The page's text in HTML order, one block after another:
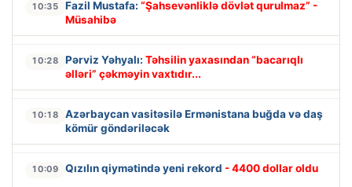
10:35 Fazil Mustafa: “Şahsevənliklə dövlət qurulmaz” -
Müsahibə
10:28 Pərviz Yəhyalı: Təhsilin yaxasından “bacarıqlı
əlləri” çəkməyin vaxtıdır...
10:18
Azərbaycan vasitəsilə Ermənistana buğda və daş
kömür göndəriləcək
10:09 Qızılın qiymətində yeni rekord - 4400 dollar oldu